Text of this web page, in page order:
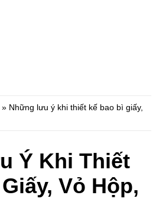
» Những lưu ý khi thiết kế bao bì giấy,
Ý Khi Thiết
Vỏ Hộp,